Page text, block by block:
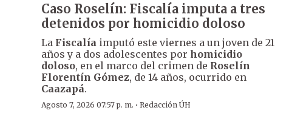
Caso Roselín: Fiscalía imputa a tres
detenidos por homicidio doloso
La Fiscalía imputó este viernes a un joven de 21
años y a dos adolescentes por homicidio
doloso, en el marco del crimen de Roselín
Florentín Gómez, de 14 años, ocurrido en
Caazapá.
Agosto 7, 2026 07:57 p. m. · Redacción ÚH